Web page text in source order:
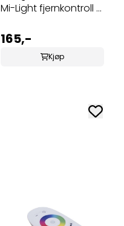
Mi-Light fjernkontroll ...
165,-
Kjøp